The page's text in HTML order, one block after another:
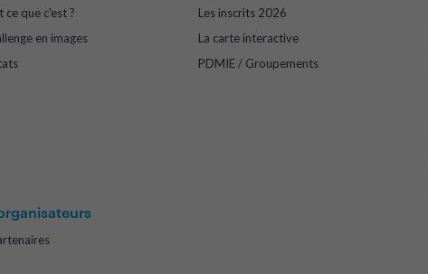
ce que c'est ?
en images
Les inscrits 2026
La carte interactive
PDMIE / Groupements